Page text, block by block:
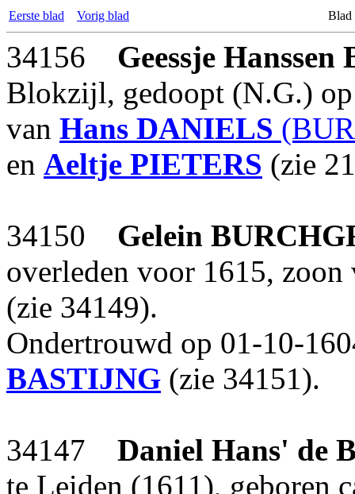
Eerste blad Vorig blad Blad
34156 Geessje Hanssen
Blokzijl, gedoopt (N.G.)
van Hans DANIELS
en Aeltje PIETERS (zie
34150 Gelein
overleden voor 1615,
(zie 34149).
Ondertrouwd op 01-10-
BASTIJNG (zie 34151).
34147 Daniel Hans' de
te Leiden (1611), geboren